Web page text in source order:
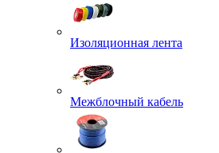
Изоляционная лента
Межблочный кабель